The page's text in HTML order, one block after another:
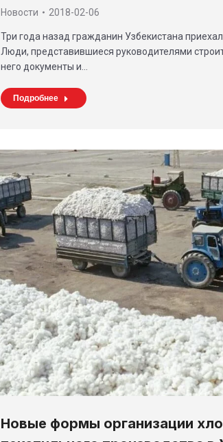
Новости 2018-02-06
Три года назад гражданин Узбекистана
Люди, представившиеся руководителями
него документы и…
Подробнее
Новые формы организации